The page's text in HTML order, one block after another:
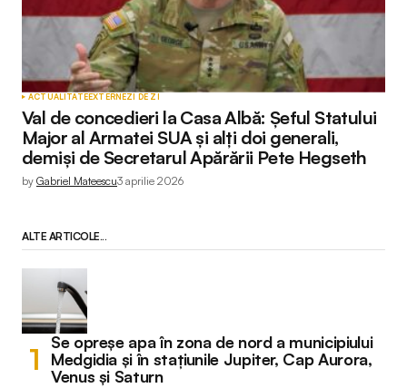
ACTUALITATEEXTERNEZI DE ZI
Val de concedieri la Casa Albă: Șeful Statului
Major al Armatei SUA și alți doi generali,
demiși de Secretarul Apărării Pete Hegseth
by Gabriel Mateescu3 aprilie 2026
ALTE ARTICOLE...
Se opreșe apa în zona de nord a municipiului
Medgidia și în stațiunile Jupiter, Cap Aurora,
Venus și Saturn